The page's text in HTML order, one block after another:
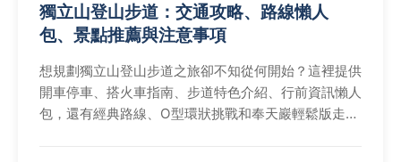
獨立山登山步道：交通攻略、路線懶人
包、景點推薦與注意事項
想規劃獨立山登山步道之旅卻不知從何開始？這裡提供
開車停車、搭火車指南、步道特色介紹、行前資訊懶人
包，還有經典路線、O型環狀挑戰和奉天巖輕鬆版走